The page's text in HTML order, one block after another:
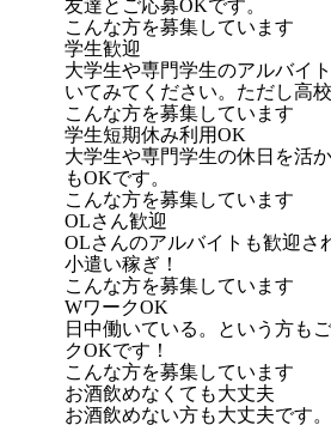
友達とご応募OKです。
こんな方を募集しています
学生歓迎
大学生や専門学生のアルバイ
いてみてください。ただし高
こんな方を募集しています
学生短期休み利用OK
大学生や専門学生の休日を活
もOKです。
こんな方を募集しています
OLさん歓迎
OLさんのアルバイトも歓迎さ
小遣い稼ぎ！
こんな方を募集しています
WワークOK
日中働いている。という方も
クOKです！
こんな方を募集しています
お酒飲めなくても大丈夫
お酒飲めない方も大丈夫です